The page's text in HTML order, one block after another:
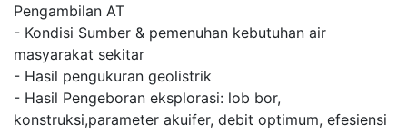
Pengambilan AT
- Kondisi Sumber & pemenuhan kebutuhan air
masyarakat sekitar
- Hasil pengukuran geolistrik
- Hasil Pengeboran eksplorasi: lob bor,
konstruksi,parameter akuifer, debit optimum, efesiensi